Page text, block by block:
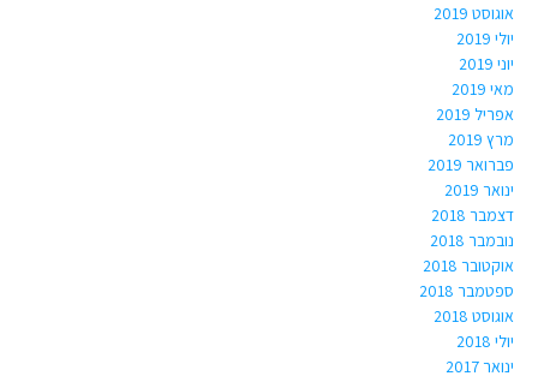
אוגוסט 2019
יולי 2019
יוני 2019
מאי 2019
אפריל 2019
מרץ 2019
פברואר 2019
ינואר 2019
דצמבר 2018
נובמבר 2018
אוקטובר 2018
ספטמבר 2018
אוגוסט 2018
יולי 2018
ינואר 2017